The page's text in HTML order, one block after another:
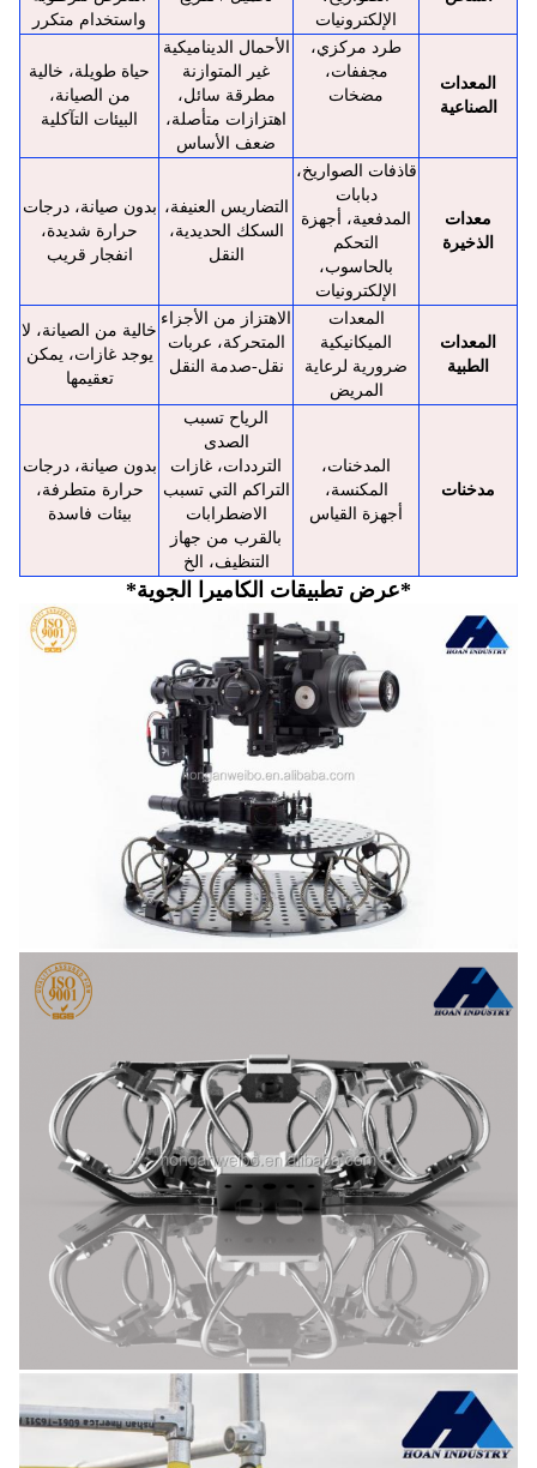
الإلكترونيات
واستخدام متكرر
المعدات
الصناعية
طرد مركزي،
مجففات،
مضخات
الأحمال الديناميكية
غير المتوازنة
مطرقة سائل،
اهتزازات متأصلة،
ضعف الأساس
حياة طويلة، خالية
من الصيانة،
البيئات التآكلية
معدات
الذخيرة
قاذفات الصواريخ،
دبابات
المدفعية، أجهزة
التحكم
بالحاسوب،
الإلكترونيات
التضاريس العنيفة،
السكك الحديدية،
النقل
بدون صيانة، درجات
حرارة شديدة،
انفجار قريب
المعدات
الطبية
المعدات
الميكانيكية
ضرورية لرعاية
المريض
الاهتزاز من الأجزاء
المتحركة، عربات
نقل-صدمة النقل
خالية من الصيانة، لا
يوجد غازات، يمكن
تعقيمها
مدخنات
المدخنات،
المكنسة،
أجهزة القياس
الرياح تسبب
الصدى
الترددات، غازات
التراكم التي تسبب
الاضطرابات
بالقرب من جهاز
التنظيف، الخ
بدون صيانة، درجات
حرارة متطرفة،
بيئات فاسدة
*عرض تطبيقات الكاميرا الجوية*